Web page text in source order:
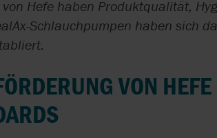
UND NOV
REALAX
SUNFLO
LEBENSMITTEL
SINGLE-USE-
ISO 9001
Hefe haben Produktqualität,
Schlauchpumpen haben sich
VON